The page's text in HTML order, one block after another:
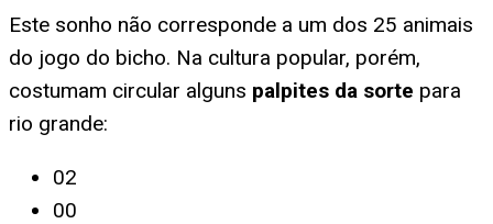
Este sonho não corresponde a um dos 25 animais
do jogo do bicho. Na cultura popular, porém,
costumam circular alguns palpites da sorte para
rio grande:
02
00